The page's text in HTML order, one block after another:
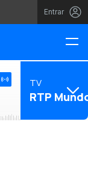
Entrar
TV
RTP